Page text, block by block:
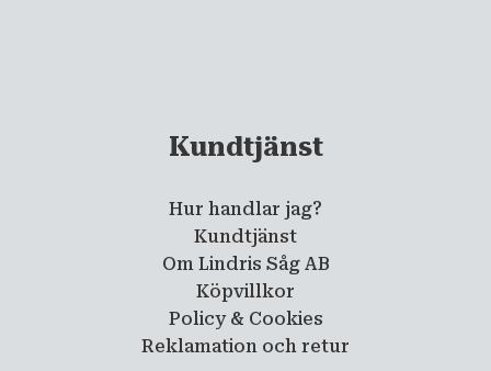
Kundtjänst
Hur handlar jag?
Kundtjänst
Om Lindris Såg AB
Köpvillkor
Policy & Cookies
Reklamation och retur